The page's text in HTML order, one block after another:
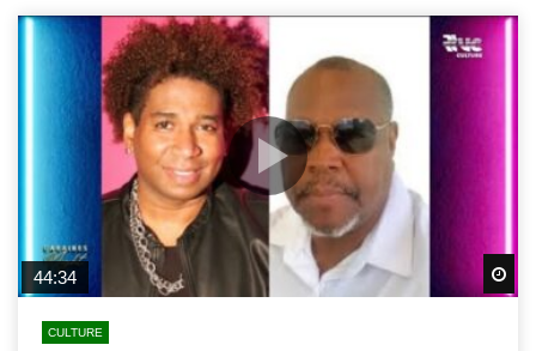
44:34
CULTURE